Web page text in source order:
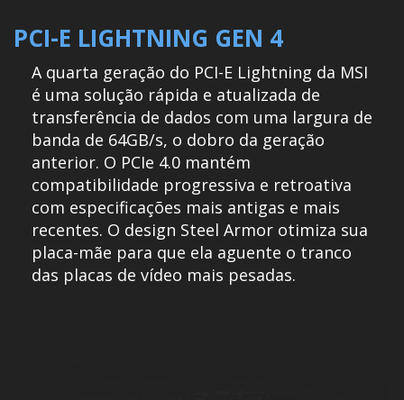
PCI-E LIGHTNING GEN 4
A quarta geração do PCI-E Lightning da MSI
é uma solução rápida e atualizada de
transferência de dados com uma largura de
banda de 64GB/s, o dobro da geração
anterior. O PCIe 4.0 mantém
compatibilidade progressiva e retroativa
com especificações mais antigas e mais
recentes. O design Steel Armor otimiza sua
placa-mãe para que ela aguente o tranco
das placas de vídeo mais pesadas.